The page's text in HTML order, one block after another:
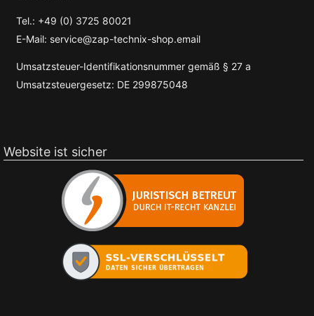
Tel.: +49 (0) 3725 80021
E-Mail: service@zap-technix-shop.email
Umsatzsteuer-Identifikationsnummer gemäß § 27 a
Umsatzsteuergesetz: DE 299875048
Website ist sicher